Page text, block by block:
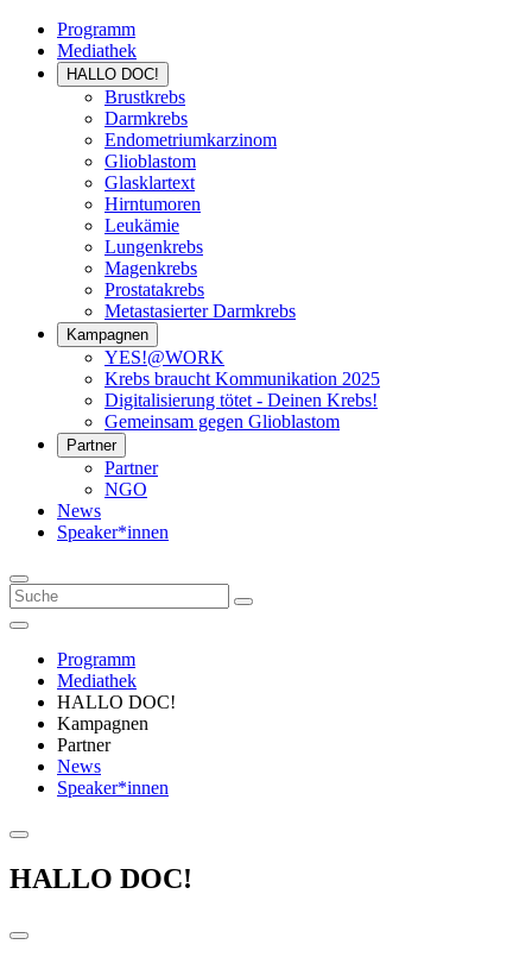
Programm
Mediathek
HALLO DOC!
Brustkrebs
Darmkrebs
Endometriumkarzinom
Glioblastom
Glasklartext
Hirntumoren
Leukämie
Lungenkrebs
Magenkrebs
Prostatakrebs
Metastasierter Darmkrebs
Kampagnen
YES!@WORK
Krebs braucht Kommunikation 2025
Digitalisierung tötet - Deinen Krebs!
Gemeinsam gegen Glioblastom
Partner
Partner
NGO
News
Speaker*innen
Programm
Mediathek
HALLO DOC!
Kampagnen
Partner
News
Speaker*innen
HALLO DOC!